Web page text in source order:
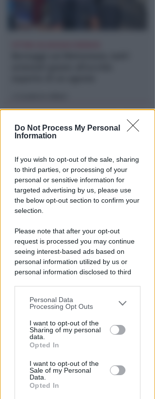
Do Not Process My Personal
Information
If you wish to opt-out of the sale, sharing
to third parties, or processing of your
personal or sensitive information for
targeted advertising by us, please use
the below opt-out section to confirm your
selection.
Please note that after your opt-out
request is processed you may continue
seeing interest-based ads based on
personal information utilized by us or
personal information disclosed to third
You may separately opt-out of the further
disclosure of your personal information
by third parties on the IAB’s list of
downstream participants.
by us to third parties on the IAB’s List of
Downstream Participants that may
further disclose it to other third parties.
Personal Data
Processing Opt Outs
I want to opt-out of the
Sharing of my personal
data.
Opted In
I want to opt-out of the
Sale of my Personal
Data.
Opted In
OSSERVATORIO CGIL INCA
Rimini: +13% nel primo semestre
dell'anno
diRedazione
APPROVATO DAL CDA
Dati in crescita nella semestrale